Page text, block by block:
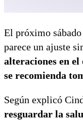
El próximo
parece un ajuste
alteraciones en
se recomienda
Según explicó
resguardar la